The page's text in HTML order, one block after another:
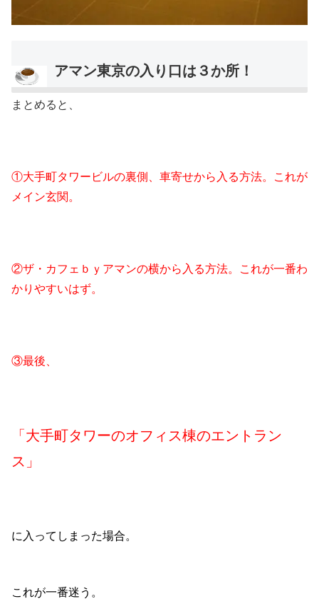
アマン東京の入り口は３か所！
まとめると、
①大手町タワービルの裏側、車寄せから入る方法。これが
メイン玄関。
②ザ・カフェｂｙアマンの横から入る方法。これが一番わ
かりやすいはず。
③最後、
「大手町タワーのオフィス棟のエントラン
ス」
に入ってしまった場合。
これが一番迷う。